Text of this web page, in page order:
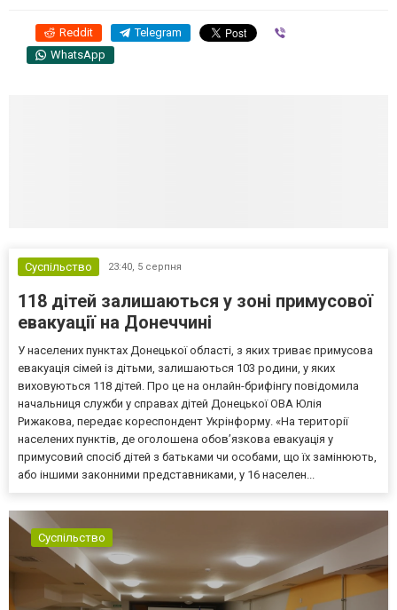
Reddit Telegram
WhatsApp
Суспільство 23:40, 5 серпня
118 дітей залишаються у зоні примусової
евакуації на Донеччині
У населених пунктах Донецької області, з яких триває примусова
евакуація сімей із дітьми, залишаються 103 родини, у яких
виховуються 118 дітей. Про це на онлайн-брифінгу повідомила
начальниця служби у справах дітей Донецької ОВА Юлія
Рижакова, передає кореспондент Укрінформу. «На території
населених пунктів, де оголошена обов’язкова евакуація у
примусовий спосіб дітей з батьками чи особами, що їх замінюють,
або іншими законними представниками, у 16 населен...
Суспільство